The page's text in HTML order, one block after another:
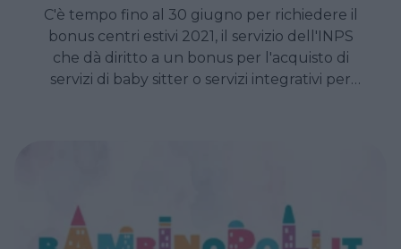
C'è tempo fino al 30 giugno per richiedere il
bonus centri estivi 2021, il servizio dell'INPS
che dà diritto a un bonus per l'acquisto di
servizi di baby sitter o servizi integrativi per